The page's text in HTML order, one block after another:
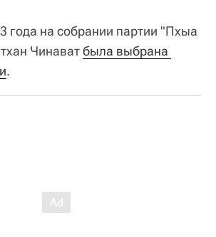
года на собрании партии "Пхыа
Чинаватбыла выбрана
.